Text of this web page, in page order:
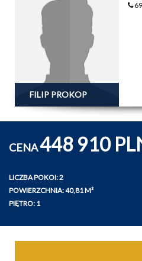
FILIP PROKOP
CENA448 910
LICZBA POKOI: 2
POWIERZCHNIA: 40,81 M²
PIĘTRO: 1